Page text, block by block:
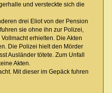
und versteckte sich die
drei Eliot von der Pension
sie ohne ihn zur Polizei,
erhielten. Die Akten
Die Polizei hielt den Mörder
Ausländer tötete. Zum Unfall
Akten.
Mit dieser im Gepäck fuhren